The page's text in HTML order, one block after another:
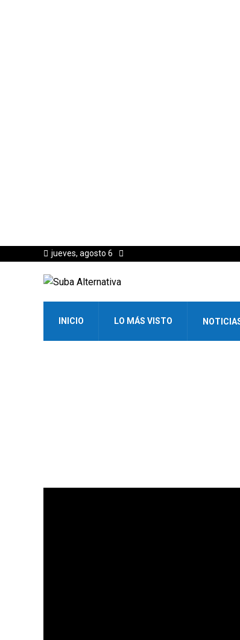
jueves, agosto 6
INICIO LO MÁS VISTO